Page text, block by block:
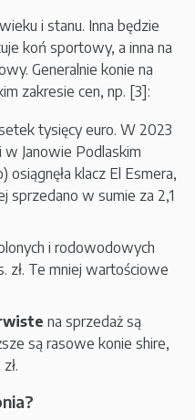
i stanu. Inna będzie
koń sportowy, a inna na
Generalnie konie na
zakresie cen, np. [3]:
tysięcy euro. W 2023
w Janowie Podlaskim
osiągnęła klacz El Esmera,
sprzedano w sumie za 2,1
i rodowodowych
Te mniej wartościowe
na sprzedaż są
są rasowe konie shire,